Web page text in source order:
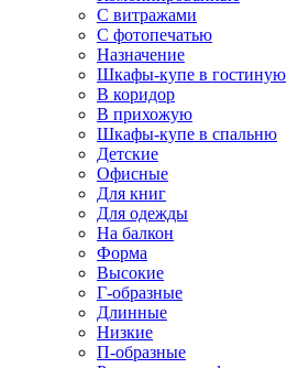
С витражами
С фотопечатью
Назначение
Шкафы-купе в гостиную
В коридор
В прихожую
Шкафы-купе в спальню
Детские
Офисные
Для книг
Для одежды
На балкон
Форма
Высокие
Г-образные
Длинные
Низкие
П-образные